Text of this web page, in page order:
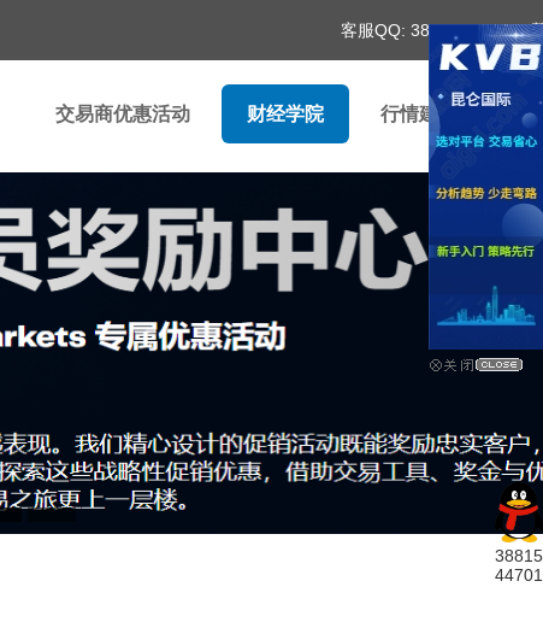
客服QQ: 3881544701
交易商优惠活动 财经学院 行情建议
38815
44701